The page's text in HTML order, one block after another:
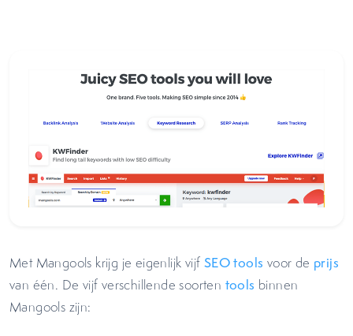
Met Mangools krijg je eigenlijk vijf SEO tools voor de prijs
van één. De vijf verschillende soorten tools binnen
Mangools zijn: